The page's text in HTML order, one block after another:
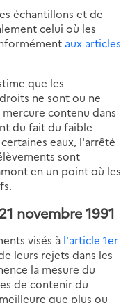
échantillons et de
celui où les
aux articles
que les
ne sont ou ne
contenu dans
du fait du faible
eaux, l'arrêté
sont
en un point où les
novembre 1991
visés à l'article 1er
leurs rejets dans les
la mesure du
de contenir du
que plus ou